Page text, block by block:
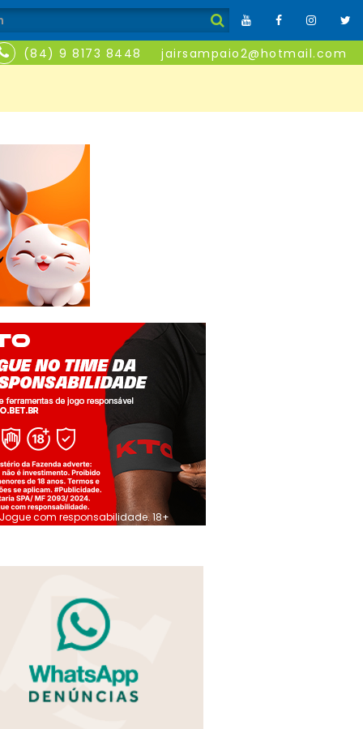
(84) 9 8173 8448 jairsampaio2@hotmail.com
Jogue com responsabilidade. 18+